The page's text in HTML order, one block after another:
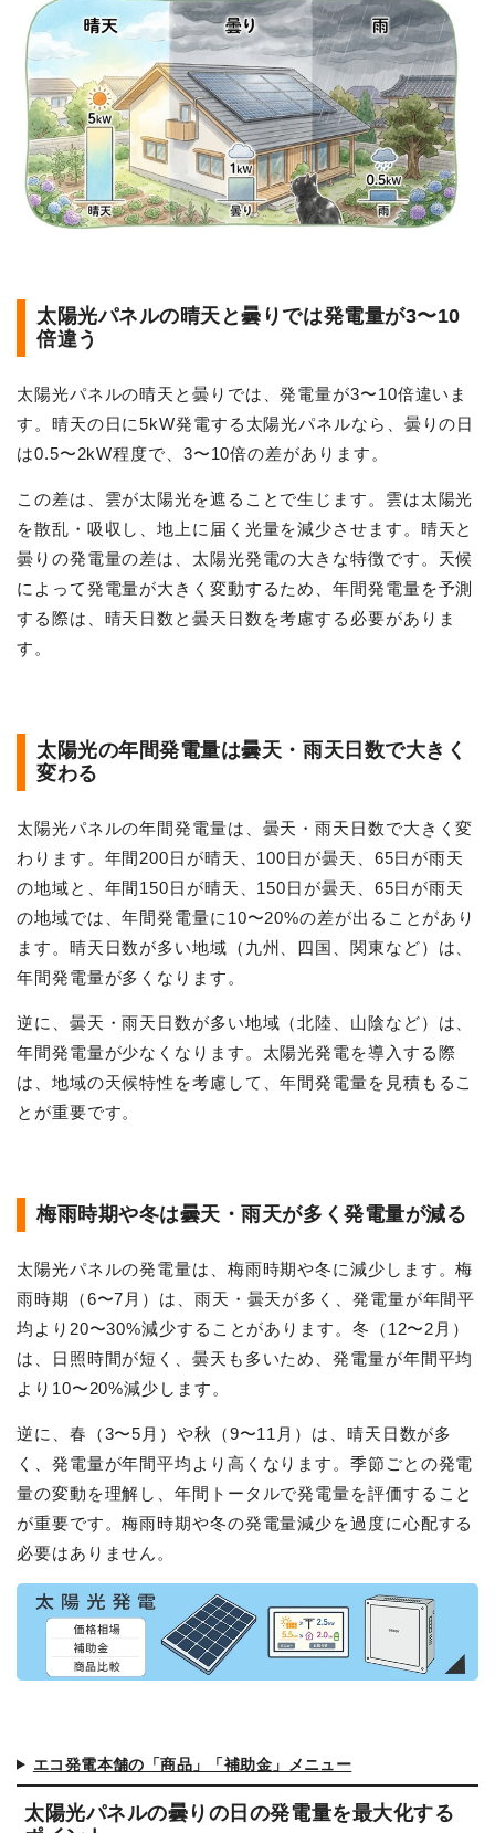
太陽光パネルの晴天と曇りでは発電量が3〜10
倍違う
太陽光パネルの晴天と曇りでは、発電量が3〜10倍違いま
す。晴天の日に5kW発電する太陽光パネルなら、曇りの日
は0.5〜2kW程度で、3〜10倍の差があります。
この差は、雲が太陽光を遮ることで生じます。雲は太陽光
を散乱・吸収し、地上に届く光量を減少させます。晴天と
曇りの発電量の差は、太陽光発電の大きな特徴です。天候
によって発電量が大きく変動するため、年間発電量を予測
する際は、晴天日数と曇天日数を考慮する必要がありま
す。
太陽光の年間発電量は曇天・雨天日数で大きく
変わる
太陽光パネルの年間発電量は、曇天・雨天日数で大きく変
わります。年間200日が晴天、100日が曇天、65日が雨天
の地域と、年間150日が晴天、150日が曇天、65日が雨天
の地域では、年間発電量に10〜20%の差が出ることがあり
ます。晴天日数が多い地域（九州、四国、関東など）は、
年間発電量が多くなります。
逆に、曇天・雨天日数が多い地域（北陸、山陰など）は、
年間発電量が少なくなります。太陽光発電を導入する際
は、地域の天候特性を考慮して、年間発電量を見積もるこ
とが重要です。
梅雨時期や冬は曇天・雨天が多く発電量が減る
太陽光パネルの発電量は、梅雨時期や冬に減少します。梅
雨時期（6〜7月）は、雨天・曇天が多く、発電量が年間平
均より20〜30%減少することがあります。冬（12〜2月）
は、日照時間が短く、曇天も多いため、発電量が年間平均
より10〜20%減少します。
逆に、春（3〜5月）や秋（9〜11月）は、晴天日数が多
く、発電量が年間平均より高くなります。季節ごとの発電
量の変動を理解し、年間トータルで発電量を評価すること
が重要です。梅雨時期や冬の発電量減少を過度に心配する
必要はありません。
エコ発電本舗の「商品」「補助金」メニュー
太陽光パネルの曇りの日の発電量を最大化する